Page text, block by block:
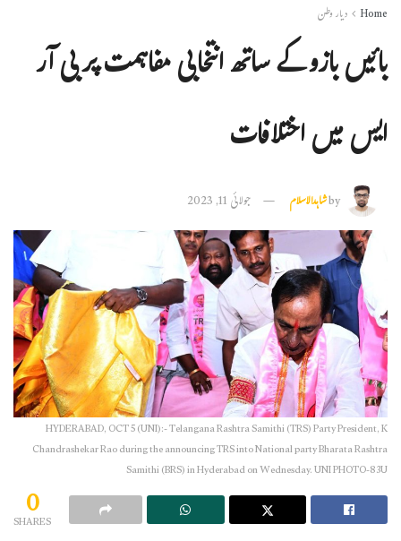
Home دیار وطن
بائیں بازو کے ساتھ انتخابی مفاہمت پر بی آر
ایس میں اختلافات
byشاہدالاسلام جولائی 11, 2023
HYDERABAD, OCT 5 (UNI):- Telangana Rashtra Samithi (TRS) Party President, K
Chandrashekar Rao during the announcing TRS into National party Bharata Rashtra
Samithi (BRS) in Hyderabad on Wednesday. UNI PHOTO-83U
0
SHARES